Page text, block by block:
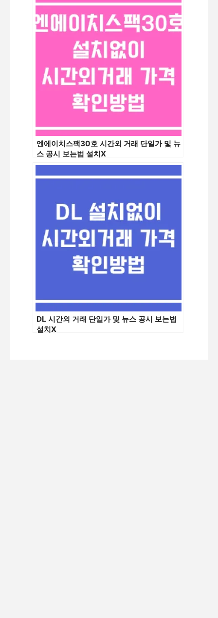
엔에이치스팩30호 시간외 거래 단일가 및 뉴
스 공시 보는법 설치X
DL 시간외 거래 단일가 및 뉴스 공시 보는법
설치X